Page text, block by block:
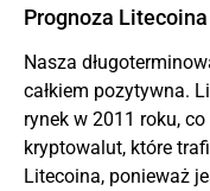
Prognoza
Nasza
całkiem pozytywna.
rynek w 2011 roku,
kryptowalut, które
Litecoina, ponieważ